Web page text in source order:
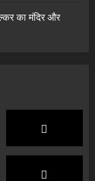
का मंदिर और